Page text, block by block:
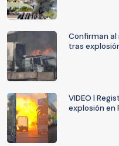
Confirman al
tras
VIDEO |
explosión en